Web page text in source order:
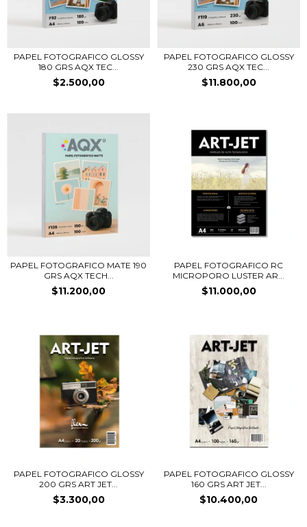
PAPEL FOTOGRAFICO GLOSSY
180 GRS AQX TEC...
$2.500,00
PAPEL FOTOGRAFICO GLOSSY
230 GRS AQX TEC...
$11.800,00
PAPEL FOTOGRAFICO MATE 190
GRS AQX TECH...
$11.200,00
PAPEL FOTOGRAFICO RC
MICROPORO LUSTER AR...
$11.000,00
PAPEL FOTOGRAFICO GLOSSY
200 GRS ART JET...
$3.300,00
PAPEL FOTOGRAFICO GLOSSY
160 GRS ART JET...
$10.400,00